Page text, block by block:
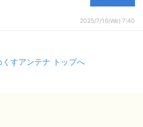
2025/7/16(We) 7:40
くすアンテナ トップへ